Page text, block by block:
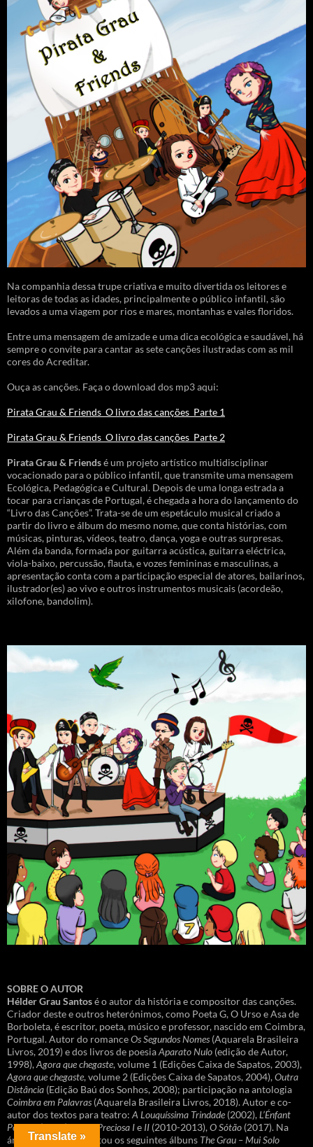
Na companhia dessa trupe criativa e muito divertida os leitores e
leitoras de todas as idades, principalmente o público infantil, são
levados a uma viagem por rios e mares, montanhas e vales floridos.
Entre uma mensagem de amizade e uma dica ecológica e saudável, há
sempre o convite para cantar as sete canções ilustradas com as mil
cores do Acreditar.
Ouça as canções. Faça o download dos mp3 aqui:
Pirata Grau & Friends_O livro das canções_Parte 1
Pirata Grau & Friends_O livro das canções_Parte 2
Pirata Grau & Friendsé um projeto artístico multidisciplinar
vocacionado para o público infantil, que transmite uma mensagem
Ecológica, Pedagógica e Cultural. Depois de uma longa estrada a
tocar para crianças de Portugal, é chegada a hora do lançamento do
“Livro das Canções”. Trata-se de um espetáculo musical criado a
partir do livro e álbum do mesmo nome, que conta histórias, com
músicas, pinturas, vídeos, teatro, dança, yoga e outras surpresas.
Além da banda, formada por guitarra acústica, guitarra eléctrica,
viola-baixo, percussão, flauta, e vozes femininas e masculinas, a
apresentação conta com a participação especial de atores, bailarinos,
ilustrador(es) ao vivo e outros instrumentos musicais (acordeão,
xilofone, bandolim).
SOBRE O AUTOR
Hélder Grau Santosé o autor da história e compositor das canções.
Criador deste e outros heterónimos, como Poeta G, O Urso e Asa de
Borboleta, é escritor, poeta, músico e professor, nascido em Coimbra,
Portugal. Autor do romanceOs Segundos Nomes (Aquarela Brasileira
Livros, 2019) e dos livros de poesiaAparato Nulo (edição de Autor,
1998),Agora que chegaste, volume 1 (Edições Caixa de Sapatos, 2003),
Agora que chegaste, volume 2 (Edições Caixa de Sapatos, 2004),Outra
Distância (Edição Baú dos Sonhos, 2008); participação na antologia
Coimbra em Palavras (Aquarela Brasileira Livros, 2018). Autor e co-
autor dos textos para teatro: A Louquíssima Trindade (2002),L’Énfant
Possible(2005),Pedra Preciosa Ie II (2010-2013),O Sótão (2017). Na
área musical apresentou os seguintes álbuns The Grau – Mui Solo
Translate »